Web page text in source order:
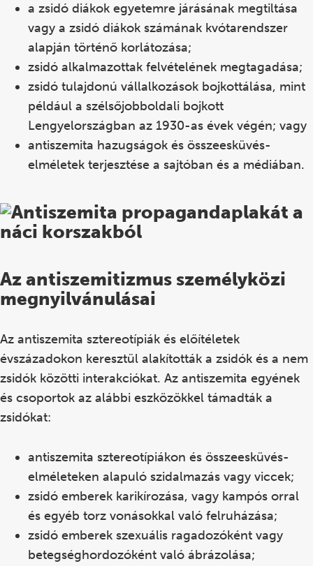
a zsidó diákok egyetemre járásának megtiltása
vagy a zsidó diákok számának kvótarendszer
alapján történő korlátozása;
zsidó alkalmazottak felvételének megtagadása;
zsidó tulajdonú vállalkozások bojkottálása, mint
például a szélsőjobboldali bojkott
Lengyelországban az 1930-as évek végén; vagy
antiszemita hazugságok és összeesküvés-
elméletek terjesztése a sajtóban és a médiában.
Az antiszemitizmus személyközi
megnyilvánulásai
Az antiszemita sztereotípiák és előítéletek
évszázadokon keresztül alakították a zsidók és a nem
zsidók közötti interakciókat. Az antiszemita egyének
és csoportok az alábbi eszközökkel támadták a
zsidókat:
antiszemita sztereotípiákon és összeesküvés-
elméleteken alapuló szidalmazás vagy viccek;
zsidó emberek karikírozása, vagy kampós orral
és egyéb torz vonásokkal való felruházása;
zsidó emberek szexuális ragadozóként vagy
betegséghordozóként való ábrázolása;